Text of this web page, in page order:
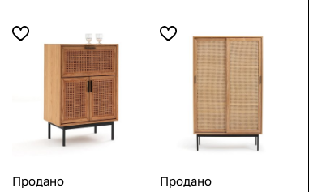
Продано Продано